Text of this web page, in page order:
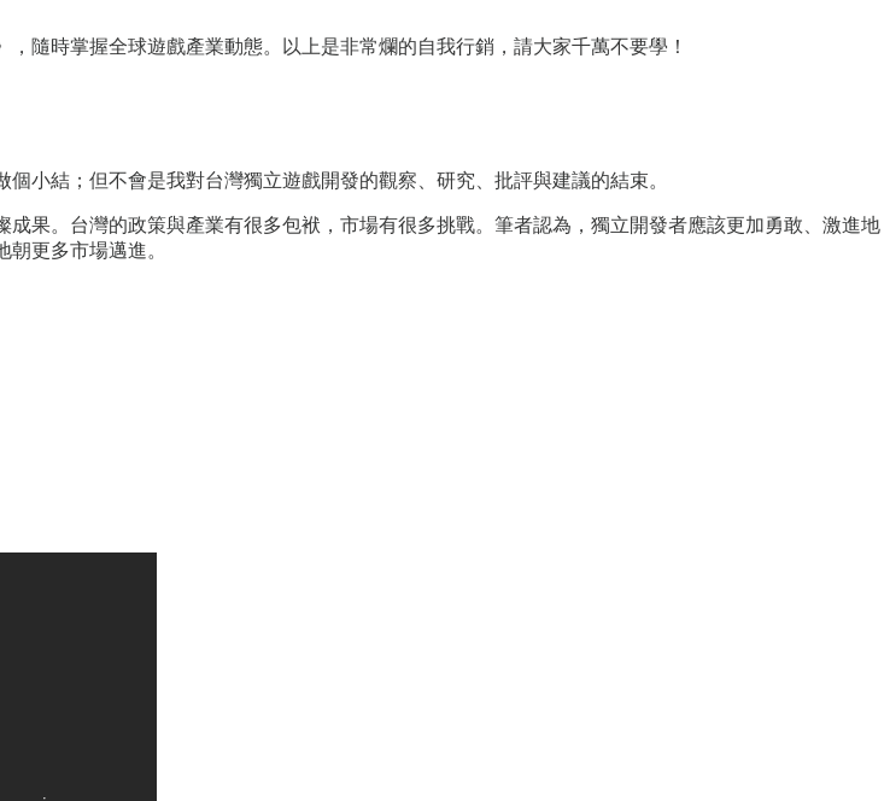
，隨時掌握全球遊戲產業動態。以上是非常爛的自我行銷，請大家千萬不要學！
小結；但不會是我對台灣獨立遊戲開發的觀察、研究、批評與建議的結束。
果。台灣的政策與產業有很多包袱，市場有很多挑戰。筆者認為，獨立開發者應該更加勇敢、激進地
更多市場邁進。